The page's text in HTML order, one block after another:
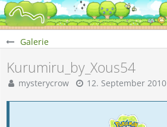
Galerie
Kurumiru_by_Xous54
mysterycrow 12. September 2010